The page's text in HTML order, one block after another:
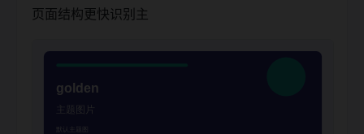
页面结构更快识别主